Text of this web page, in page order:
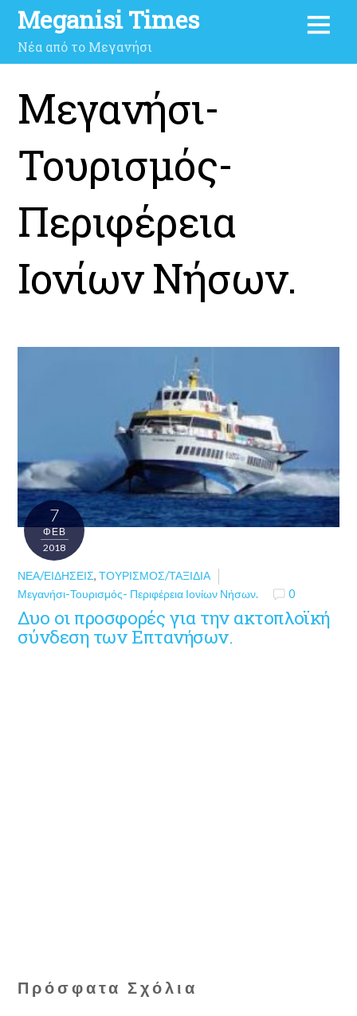
Meganisi Times
Νέα από το Μεγανήσι
Μεγανήσι-
Τουρισμός-
Περιφέρεια
Ιονίων Νήσων.
7
ΦΕΒ
2018
ΝΈΑ/ΕΙΔΉΣΕΙΣ,ΤΟΥΡΙΣΜΌΣ/ΤΑΞΊΔΙΑ
Μεγανήσι-Τουρισμός- Περιφέρεια Ιονίων Νήσων.
0
Δυο οι προσφορές για την ακτοπλοϊκή
σύνδεση των Επτανήσων.
Πρόσφατα Σχόλια